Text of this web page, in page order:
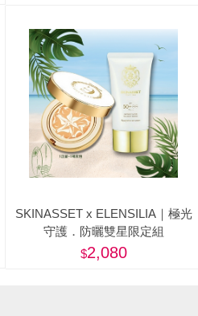
SKINASSET x ELENSILIA｜極光
守護．防曬雙星限定組
2,080